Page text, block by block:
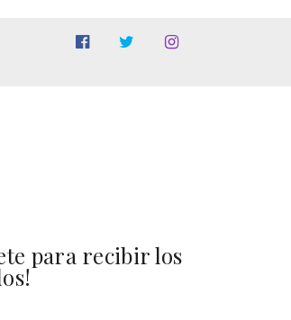
para recibir los